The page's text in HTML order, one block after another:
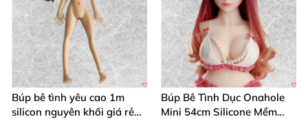
Búp bê tình yêu cao 1m
silicon nguyên khối giá rẻ
Búp Bê Tình Dục Onahole
Mini 54cm Silicone Mềm